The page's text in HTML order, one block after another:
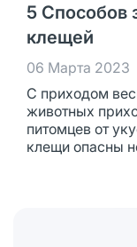
5 Способов
клещей
06 Марта 2023
С приходом
животных
питомцев от
клещи опасны